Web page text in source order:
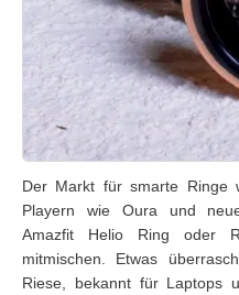
Der Markt für smarte Ringe
Playern wie Oura und
Amazfit Helio Ring oder
mitmischen. Etwas
Riese, bekannt für Laptops